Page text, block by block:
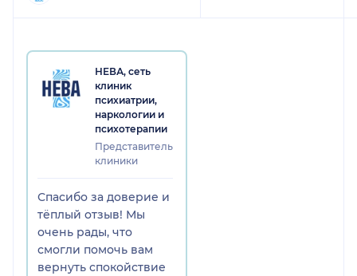
НЕВА, сеть
клиник
психиатрии,
наркологии и
психотерапии
Представитель
клиники
Спасибо за доверие и
тёплый отзыв! Мы
очень рады, что
смогли помочь вам
вернуть спокойствие